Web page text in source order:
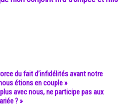
du fait d’infidélités avant notre
étions en couple »
avec nous, ne participe pas aux
? »